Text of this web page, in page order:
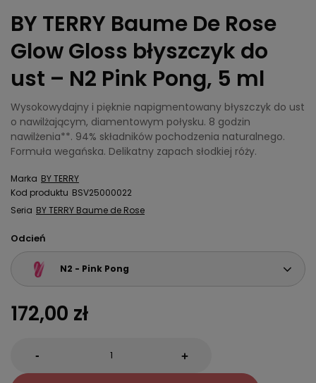
BY TERRY Baume De Rose
Glow Gloss błyszczyk do
ust – N2 Pink Pong, 5 ml
Wysokowydajny i pięknie napigmentowany błyszczyk do ust
o nawilżającym, diamentowym połysku. 8 godzin
nawilżenia**. 94% składników pochodzenia naturalnego.
Formuła wegańska. Delikatny zapach słodkiej róży.
Marka BY TERRY
Kod produktu BSV25000022
Seria BY TERRY Baume de Rose
Odcień
N2 - Pink Pong
172,00 zł
- +